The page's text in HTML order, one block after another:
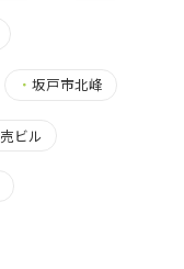
・坂戸市北峰
売ビル